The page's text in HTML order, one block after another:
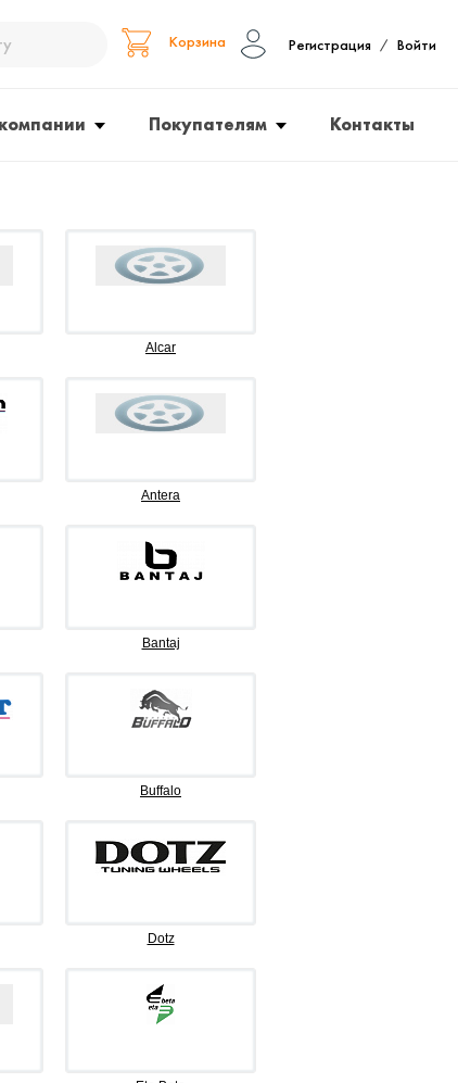
Корзина Регистрация / Войти
Покупателям Контакты
Alcar
Antera
Bantaj
Buffalo
Dotz